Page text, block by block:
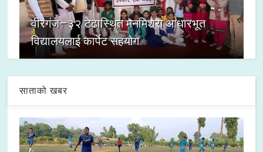
वीरगंज–३२ टेढास्थित मनमिश्रा आधारभूत
विद्यालयलाई कार्पेट सहयोग
साताको खबर